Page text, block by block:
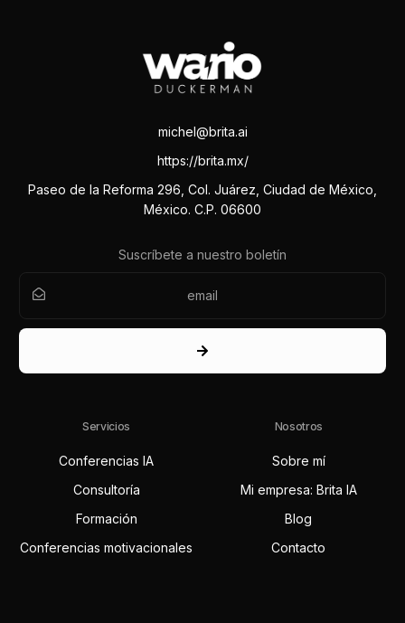
michel@brita.ai
https://brita.mx/
Paseo de la Reforma 296, Col. Juárez, Ciudad de México,
México. C.P. 06600
Suscríbete a nuestro boletín
Servicios
Conferencias IA
Consultoría
Formación
Conferencias motivacionales
Nosotros
Sobre mí
Mi empresa: Brita IA
Blog
Contacto